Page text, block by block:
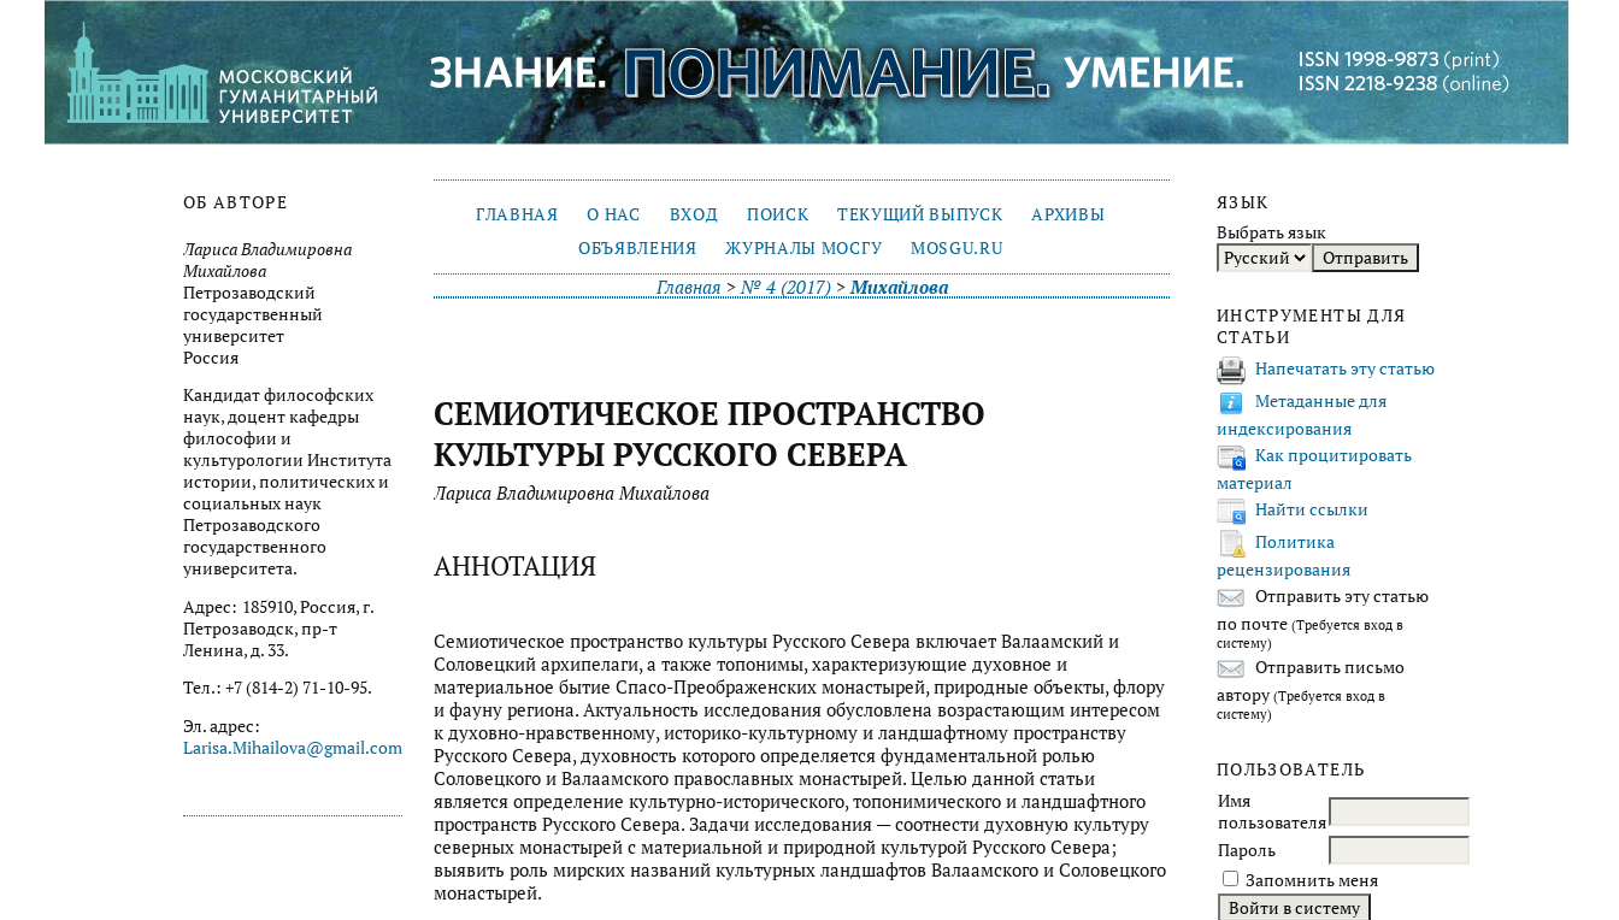
ОБ АВТОРЕ
Лариса Владимировна
Михайлова
Петрозаводский
государственный
университет
Россия
Кандидат философских
наук, доцент кафедры
философии и
культурологии Института
истории, политических и
социальных наук
Петрозаводского
государственного
университета.
Адрес: 185910, Россия, г.
Петрозаводск, пр-т
Ленина, д. 33.
Тел.: +7 (814-2) 71-10-95.
Эл. адрес:
Larisa.Mihailova@gmail.com
ЯЗЫК
Выбрать язык
ИНСТРУМЕНТЫ ДЛЯ
СТАТЬИ
Напечатать эту статью
Метаданные для
индексирования
Как процитировать
материал
Найти ссылки
Политика
рецензирования
Отправить эту статью
по почте (Требуется вход в
систему)
Отправить письмо
автору (Требуется вход в
систему)
ПОЛЬЗОВАТЕЛЬ
Имя
пользователя
Пароль
Запомнить меня
ГЛАВНАЯ О НАС ВХОД ПОИСК ТЕКУЩИЙ ВЫПУСК
АРХИВЫ
ОБЪЯВЛЕНИЯ
ЖУРНАЛЫ МОСГУ MOSGU.RU
Главная >№ 4 (2017)>Михайлова
СЕМИОТИЧЕСКОЕ ПРОСТРАНСТВО
КУЛЬТУРЫ РУССКОГО СЕВЕРА
Лариса Владимировна Михайлова
АННОТАЦИЯ
Семиотическое пространство культуры Русского Севера включает Валаамский и
Соловецкий архипелаги, а также топонимы, характеризующие духовное и
материальное бытие Спасо-Преображенских монастырей, природные объекты, флору
и фауну региона. Актуальность исследования обусловлена возрастающим интересом
к духовно-нравственному, историко-культурному и ландшафтному пространству
Русского Севера, духовность которого определяется фундаментальной ролью
Соловецкого и Валаамского православных монастырей. Целью данной статьи
является определение культурно-исторического, топонимического и ландшафтного
пространств Русского Севера. Задачи исследования — соотнести духовную культуру
северных монастырей с материальной и природной культурой Русского Севера;
выявить роль мирских названий культурных ландшафтов Валаамского и Соловецкого
монастырей.